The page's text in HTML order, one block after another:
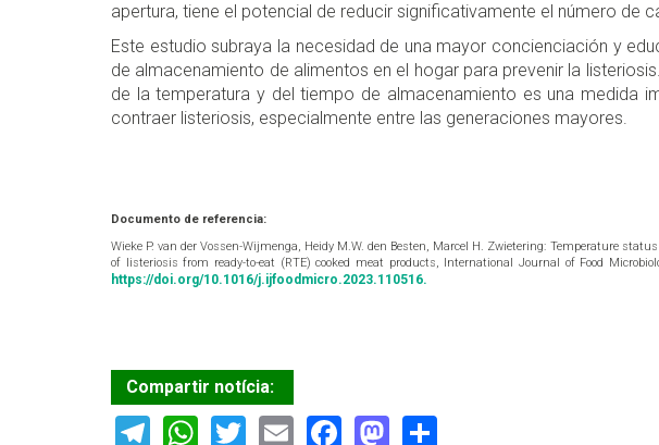
apertura, tiene el potencial de reducir significativamente el número de
Este estudio subraya la necesidad de una mayor concienciación y
de almacenamiento de alimentos en el hogar para prevenir la
de la temperatura y del tiempo de almacenamiento es una medida
contraer listeriosis, especialmente entre las generaciones mayores.
Documento de referencia:
Wieke P. van der Vossen-Wijmenga, Heidy M.W. den Besten, Marcel H. Zwietering: Temperature
of listeriosis from ready-to-eat (RTE) cooked meat products, International Journal of Food
https://doi.org/10.1016/j.ijfoodmicro.2023.110516.
Compartir notícia:
Telegram
WhatsApp
TwitterEmailFacebook
Mastodon